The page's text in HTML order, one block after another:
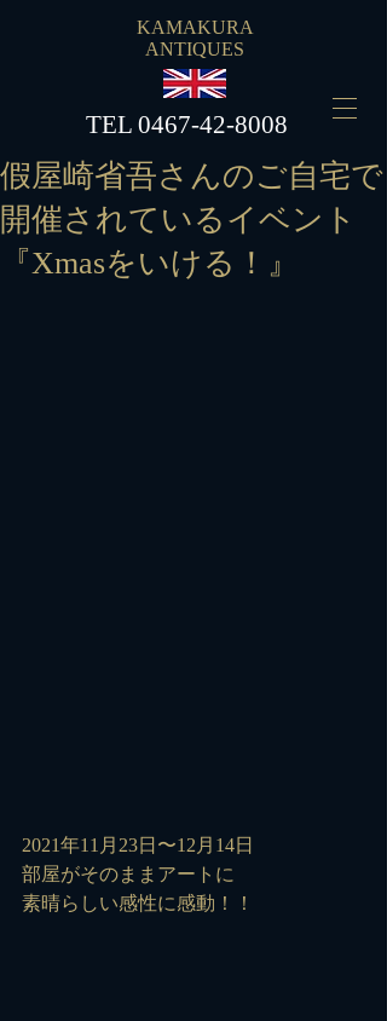
KAMAKURA
ANTIQUES
​TEL 0467-42-8008
假屋崎省吾さんのご自宅で
開催されているイベント
『Xmasをいける！』
2021年11月23日〜12月14日
部屋がそのままアートに
素晴らしい感性に感動！！